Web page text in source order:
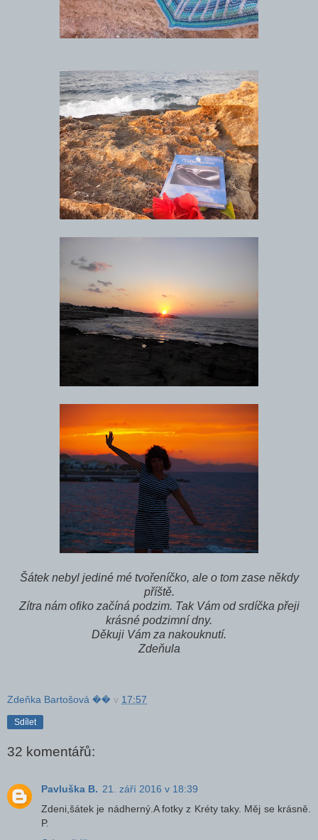
Šátek nebyl jediné mé tvořeníčko, ale o tom zase někdy
příště.
Zítra nám ofiko začíná podzim. Tak Vám od srdíčka přeji
krásné podzimní dny.
Děkuji Vám za nakouknutí.
Zdeňula
Zdeňka Bartošová �� v 17:57
Sdílet
32 komentářů:
Pavluška B. 21. září 2016 v 18:39
Zdeni,šátek je nádherný.A fotky z Kréty taky. Měj se krásně.
P.